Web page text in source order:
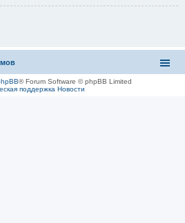
® Forum Software © phpBB Limited
поддержка Новости